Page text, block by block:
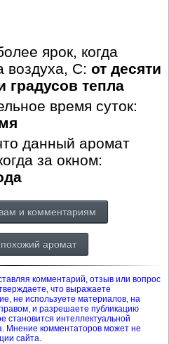
ярок, когда
воздуха, С: от десяти
градусов тепла
время суток:
данный аромат
за окном:
и комментариям
аромат
комментарий, отзыв или вопрос
что выражаете
не используете материалов, на
и разрешаете публикацию
становится интеллектуальной
Мнение комментаторов может не
сайта.